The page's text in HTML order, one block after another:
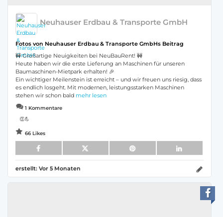
Neuhauser Erdbau & Transporte GmbH
Fotos von Neuhauser Erdbau & Transporte GmbHs Beitrag
🚧 Großartige Neuigkeiten bei NeuBauRent! 🚧
Heute haben wir die erste Lieferung an Maschinen für unseren
Baumaschinen-Mietpark erhalten! 🎉
Ein wichtiger Meilenstein ist erreicht – und wir freuen uns riesig, dass
es endlich losgeht. Mit modernen, leistungsstarken Maschinen
stehen wir schon bald mehr lesen
1 Kommentare
👏💪
66 Likes
erstellt: Vor 5 Monaten